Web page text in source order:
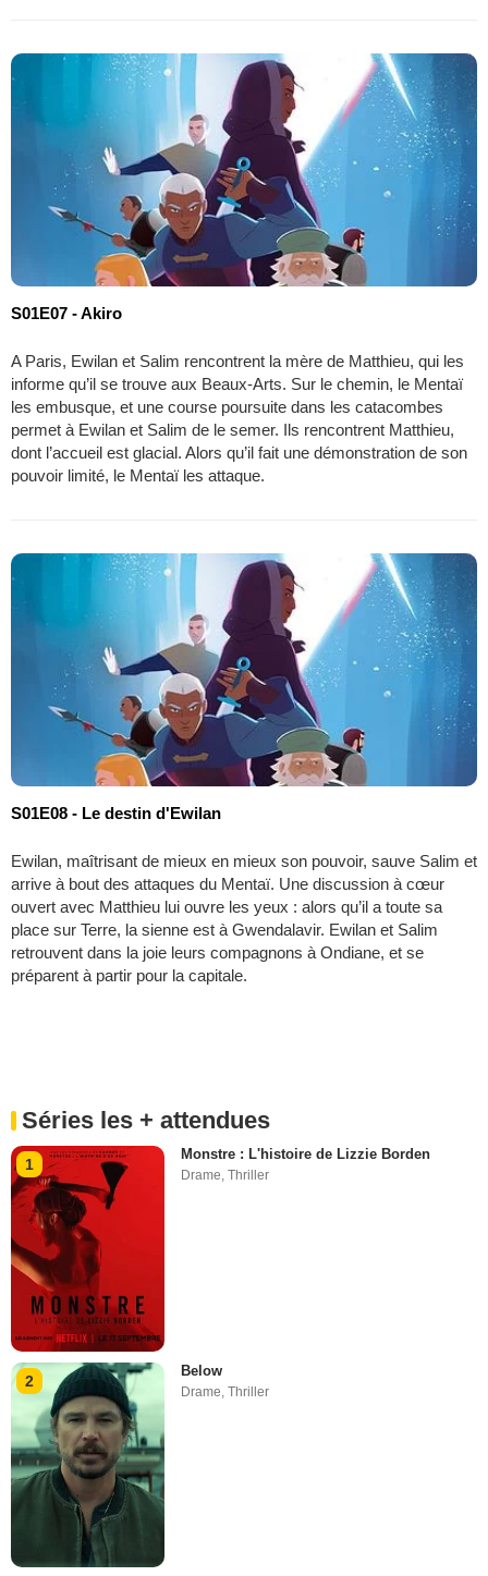
S01E07 - Akiro
A Paris, Ewilan et Salim rencontrent la mère de Matthieu, qui les
informe qu’il se trouve aux Beaux-Arts. Sur le chemin, le Mentaï
les embusque, et une course poursuite dans les catacombes
permet à Ewilan et Salim de le semer. Ils rencontrent Matthieu,
dont l’accueil est glacial. Alors qu’il fait une démonstration de son
pouvoir limité, le Mentaï les attaque.
S01E08 - Le destin d'Ewilan
Ewilan, maîtrisant de mieux en mieux son pouvoir, sauve Salim et
arrive à bout des attaques du Mentaï. Une discussion à cœur
ouvert avec Matthieu lui ouvre les yeux : alors qu’il a toute sa
place sur Terre, la sienne est à Gwendalavir. Ewilan et Salim
retrouvent dans la joie leurs compagnons à Ondiane, et se
préparent à partir pour la capitale.
Séries les + attendues
1
Monstre : L'histoire de Lizzie Borden
Drame,Thriller
2
Below
Drame ,Thriller